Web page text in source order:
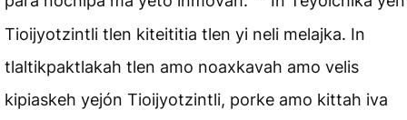
Tioijyotzintli tlen kiteititia tlen yi neli melajka. In
tlaltikpaktlakah tlen amo noaxkavah amo velis
kipiaskeh yejón Tioijyotzintli, porke amo kittah iva